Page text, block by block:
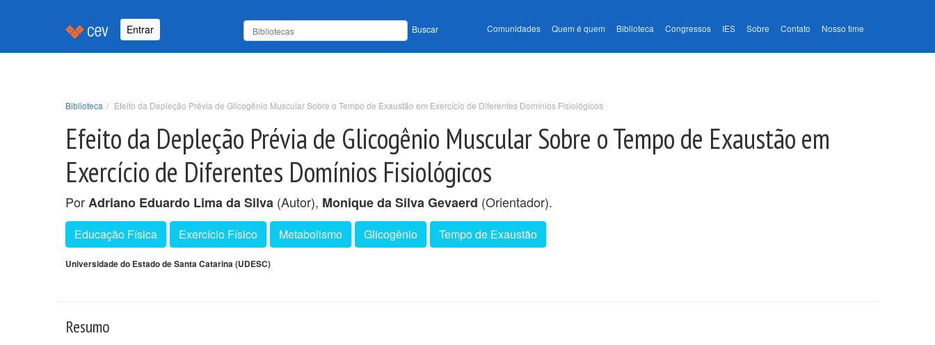
Entrar Buscar Comunidades Quem é quem Biblioteca Congressos IES Sobre Contato Nosso time
Biblioteca Efeito da Depleção Prévia de Glicogênio Muscular Sobre o Tempo de Exaustão em Exercício de Diferentes Domínios Fisiológicos
Efeito da Depleção Prévia de Glicogênio Muscular Sobre o Tempo de Exaustão em
Exercício de Diferentes Domínios Fisiológicos
PorAdriano Eduardo Lima da Silva (Autor), Monique da Silva Gevaerd (Orientador).
Educação Física Exercício Físico Metabolismo Glicogênio Tempo de Exaustão
Universidade do Estado de Santa Catarina (UDESC)
Resumo